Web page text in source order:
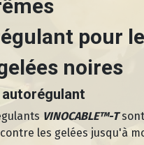
pour
noires
VINOCABLE™-T
les gelées jusqu'à